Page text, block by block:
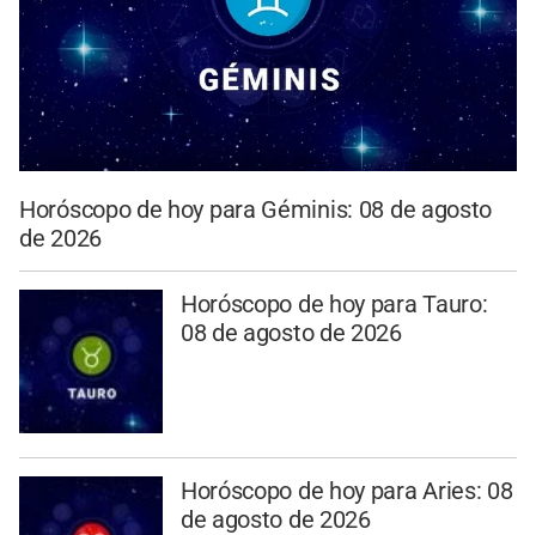
Horóscopo de hoy para Géminis: 08 de agosto
de 2026
Horóscopo de hoy para Tauro:
08 de agosto de 2026
Horóscopo de hoy para Aries: 08
de agosto de 2026